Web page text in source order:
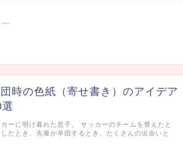
―
時の色紙（寄せ書き）のアイデア
ーに明け暮れた息子。 サッカーのチームを替えたと
たとき、先輩が卒団するとき、たくさんの出会いと